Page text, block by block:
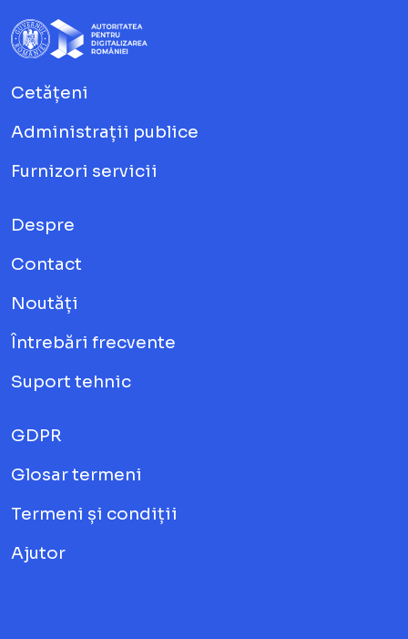
Cetățeni
Administrații publice
Furnizori servicii
Despre
Contact
Noutăți
Întrebări frecvente
Suport tehnic
GDPR
Glosar termeni
Termeni și condiții
Ajutor